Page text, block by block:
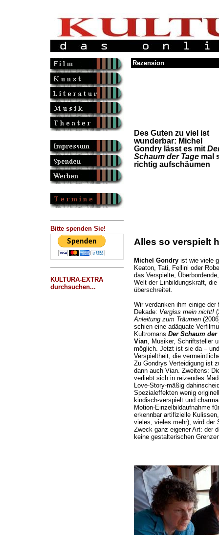
Bitte spenden Sie!
KULTURA-EXTRA
durchsuchen...
Rezension
Des Guten zu viel ist
wunderbar: Michel
Gondry lässt es mit
Schaum der Tagemal
richtig aufschäumen
Alles so verspielt
Michel Gondryist wie viele
Keaton, Tati, Fellini oder
das Verspielte,
Welt der Einbildungskraft,
überschreitet.
Wir verdanken ihm einige
Dekade: Vergiss mein nicht!
Anleitung zum Träumen
schien eine adäquate
Kultromans Der Schaum der
Vian, Musiker, Schriftsteller
möglich. Jetzt ist sie da –
Verspieltheit, die
Zu Gondrys Verteidigung ist
dann auch Vian. Zweitens:
verliebt sich in reizendes
Love-Story-mäßig
Spezialeffekten wenig
kindisch-verspielt und
Motion-Einzelbildaufnahme
erkennbar artifizielle
vieles, vieles mehr), wird der
Zweck ganz eigener Art: der
keine gestalterischen